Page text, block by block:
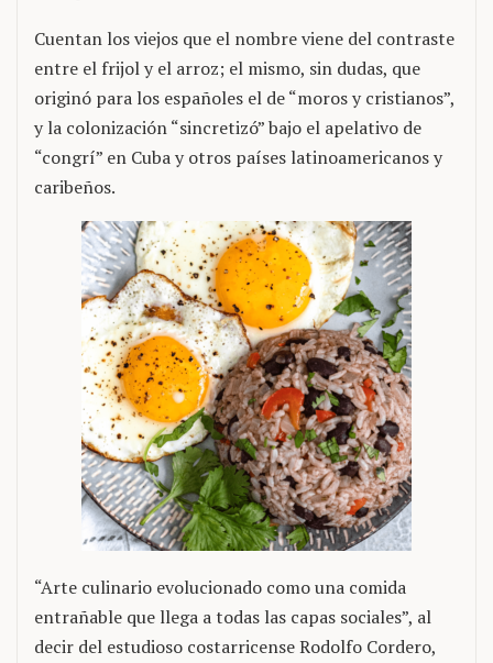
Cuentan los viejos que el nombre viene del contraste
entre el frijol y el arroz; el mismo, sin dudas, que
originó para los españoles el de “moros y cristianos”,
y la colonización “sincretizó” bajo el apelativo de
“congrí” en Cuba y otros países latinoamericanos y
caribeños.
“Arte culinario evolucionado como una comida
entrañable que llega a todas las capas sociales”, al
decir del estudioso costarricense Rodolfo Cordero,